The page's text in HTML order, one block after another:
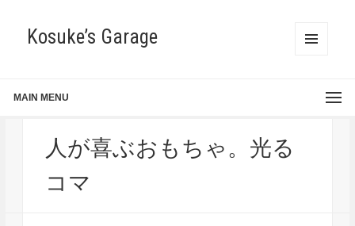
Kosuke’s Garage
MAIN MENU
人が喜ぶおもちゃ。光る
コマ